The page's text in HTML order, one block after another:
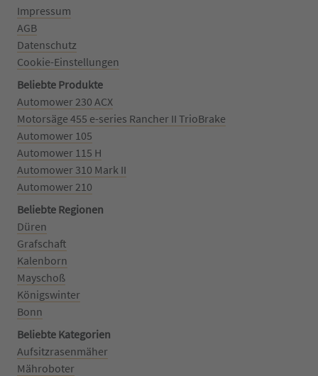
Impressum
AGB
Datenschutz
Cookie-Einstellungen
Beliebte Produkte
Automower 230 ACX
Motorsäge 455 e-series Rancher II TrioBrake
Automower 105
Automower 115 H
Automower 310 Mark II
Automower 210
Beliebte Regionen
Düren
Grafschaft
Kalenborn
Mayschoß
Königswinter
Bonn
Beliebte Kategorien
Aufsitzrasenmäher
Mähroboter